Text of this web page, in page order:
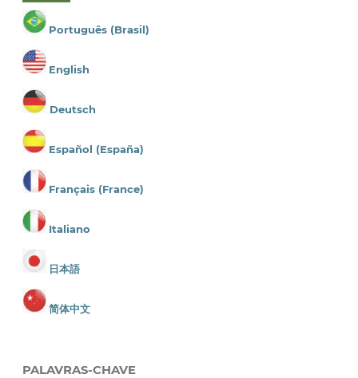
Português (Brasil)
English
Deutsch
Español (España)
Français (France)
Italiano
日本語
简体中文
PALAVRAS-CHAVE